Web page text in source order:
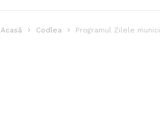
Acasă Codlea Programul Zilele